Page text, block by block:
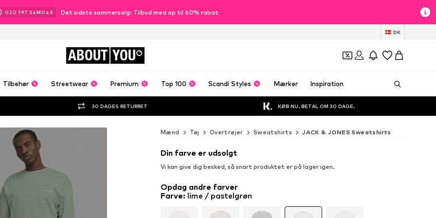
02D 19T 34M 03 S Det sidste sommersalg: Tilbud med op til 60% rabat
DK
ABOUT YOU
Tilbehør Streetwear Premium Top 100 Scandi Styles Mærker Inspiration
30 DAGES RETURRET KØB NU. BETAL OM 30 DAGE.
Mænd Tøj Overtrøjer Sweatshirts JACK & JONES Sweatshirts
Din farve er udsolgt
Vi kan give dig besked, så snart produktet er på lager igen.
Opdag andre farver
Farve: lime / pastelgrøn